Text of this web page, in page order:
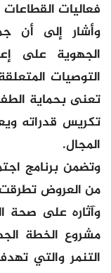
فعاليات
وأشار إلى أن
الجهوية على
التوصيات
تعنى بحماية
تكريس قدراته
المجال.
وتضمن برنامج
من العروض تطرقت
وآثاره على صحة
مشروع الخطة
التنمر والتي